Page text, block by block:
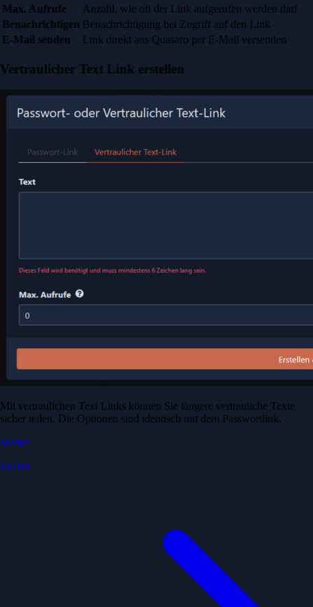
Max. Aufrufe
Anzahl, wie oft der Link aufgerufen werden darf
Benachrichtigen Benachrichtigung bei Zugriff auf den Link
E-Mail senden
Link direkt aus Quasaro per E-Mail versenden
Vertraulicher Text Link erstellen
Mit vertraulichen Text Links können Sie längere vertrauliche Texte
sicher teilen. Die Optionen sind identisch mit dem Passwortlink.
Weiter
ToDos